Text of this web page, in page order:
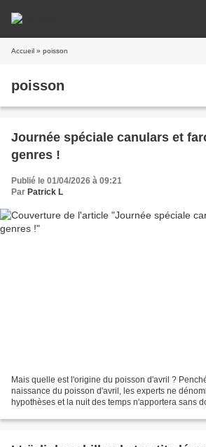
Accueil » poisson
poisson
Journée spéciale canulars et
genres !
Publié le 01/04/2026 à 09:21
Par Patrick L
Mais quelle est l'origine du poisson d'avril ?
naissance du poisson d'avril, les experts ne
hypothèses et la nuit des temps n'apportera sans